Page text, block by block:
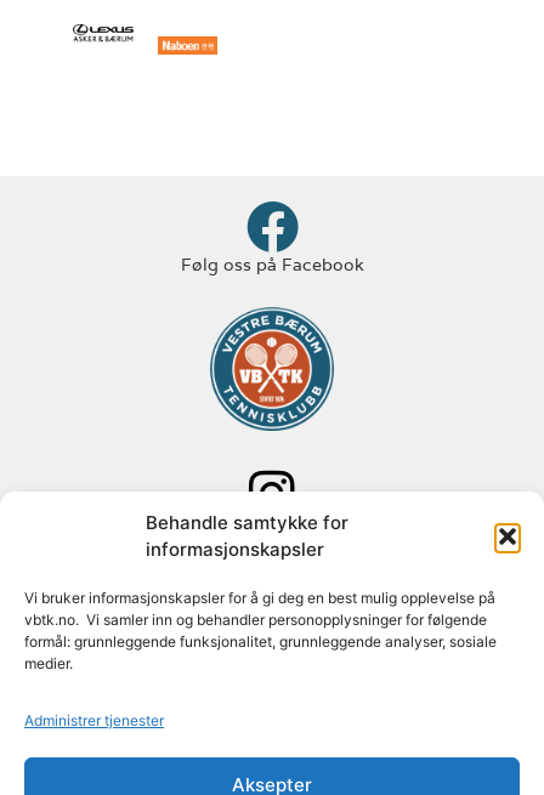
Behandle samtykke for
informasjonskapsler
Vi bruker informasjonskapsler for å gi deg en best mulig opplevelse på
vbtk.no. Vi samler inn og behandler personopplysninger for følgende
formål: grunnleggende funksjonalitet, grunnleggende analyser, sosiale
medier.
Administrer tjenester
Aksepter
Følg oss på Facebook
Følg oss på Instagram
Adresse: Paal Bergs vei 125
1348 Rykkinn